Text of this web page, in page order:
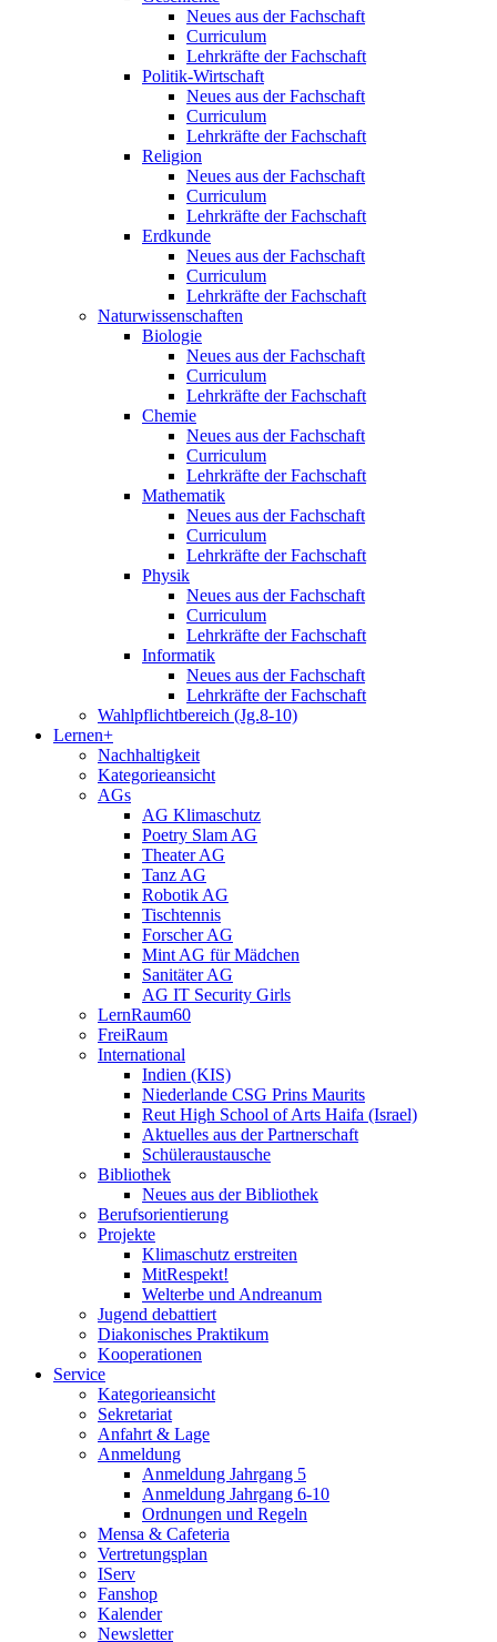
Neues aus der Fachschaft
Curriculum
Lehrkräfte der Fachschaft
Politik-Wirtschaft
Neues aus der Fachschaft
Curriculum
Lehrkräfte der Fachschaft
Religion
Neues aus der Fachschaft
Curriculum
Lehrkräfte der Fachschaft
Erdkunde
Neues aus der Fachschaft
Curriculum
Lehrkräfte der Fachschaft
Naturwissenschaften
Biologie
Neues aus der Fachschaft
Curriculum
Lehrkräfte der Fachschaft
Chemie
Neues aus der Fachschaft
Curriculum
Lehrkräfte der Fachschaft
Mathematik
Neues aus der Fachschaft
Curriculum
Lehrkräfte der Fachschaft
Physik
Neues aus der Fachschaft
Curriculum
Lehrkräfte der Fachschaft
Informatik
Neues aus der Fachschaft
Lehrkräfte der Fachschaft
Wahlpflichtbereich (Jg.8-10)
Lernen+
Nachhaltigkeit
Kategorieansicht
AGs
AG Klimaschutz
Poetry Slam AG
Theater AG
Tanz AG
Robotik AG
Tischtennis
Forscher AG
Mint AG für Mädchen
Sanitäter AG
AG IT Security Girls
LernRaum60
FreiRaum
International
Indien (KIS)
Niederlande CSG Prins Maurits
Reut High School of Arts Haifa (Israel)
Aktuelles aus der Partnerschaft
Schüleraustausche
Bibliothek
Neues aus der Bibliothek
Berufsorientierung
Projekte
Klimaschutz erstreiten
MitRespekt!
Welterbe und Andreanum
Jugend debattiert
Diakonisches Praktikum
Kooperationen
Service
Kategorieansicht
Sekretariat
Anfahrt & Lage
Anmeldung
Anmeldung Jahrgang 5
Anmeldung Jahrgang 6-10
Ordnungen und Regeln
Mensa & Cafeteria
Vertretungsplan
IServ
Fanshop
Kalender
Newsletter